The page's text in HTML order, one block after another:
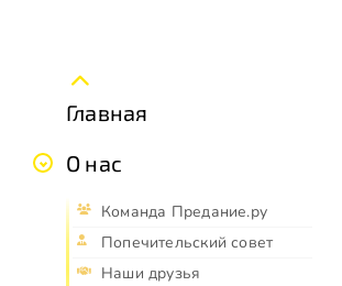
Главная
О нас
Команда Предание.ру
Попечительский совет
Наши друзья